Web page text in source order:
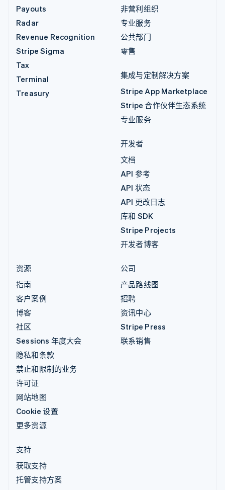
Payouts
Radar
Revenue Recognition
Stripe Sigma
Tax
Terminal
Treasury
非营利组织
专业服务
公共部门
零售
集成与定制解决方案
Stripe App Marketplace
Stripe 合作伙伴生态系统
专业服务
开发者
文档
API 参考
API 状态
API 更改日志
库和 SDK
Stripe Projects
开发者博客
资源
指南
客户案例
博客
社区
Sessions 年度大会
隐私和条款
禁止和限制的业务
许可证
网站地图
Cookie 设置
更多资源
公司
产品路线图
招聘
资讯中心
Stripe Press
联系销售
支持
获取支持
托管支持方案